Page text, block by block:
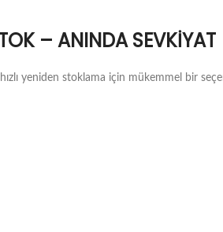
– ANINDA SEVKIYAT
yeniden stoklama için mükemmel bir